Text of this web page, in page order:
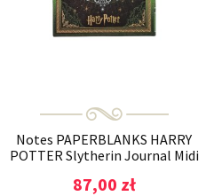
Notes PAPERBLANKS HARRY
POTTER Slytherin Journal Midi
87,00 zł